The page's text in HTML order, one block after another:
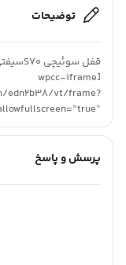
توضیحات
قفل سوئیچی S70سیفتی – Safety
[wpcc-iframe
edn2b38/vt/frame?
پرسش و پاسخ